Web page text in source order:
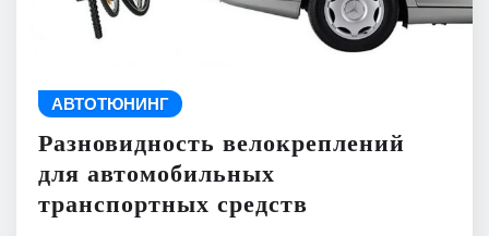
АВТОТЮНИНГ
Разновидность велокреплений
для автомобильных
транспортных средств